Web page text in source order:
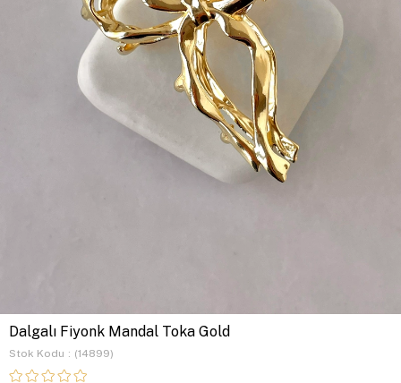
Dalgalı Fiyonk Mandal Toka Gold
Stok Kodu (14899)